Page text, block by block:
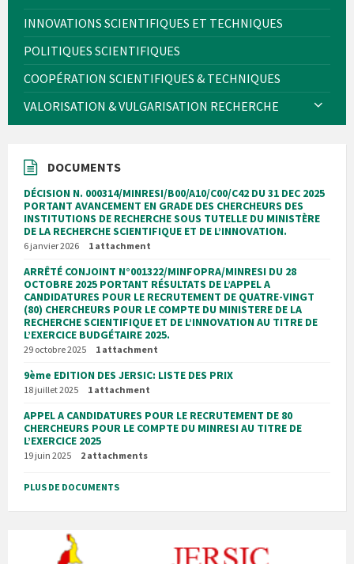
INNOVATIONS SCIENTIFIQUES ET TECHNIQUES
POLITIQUES SCIENTIFIQUES
COOPÉRATION SCIENTIFIQUES & TECHNIQUES
VALORISATION & VULGARISATION RECHERCHE
DOCUMENTS
DÉCISION N. 000314/MINRESI/B00/A10/C00/C42 DU 31 DEC 2025
PORTANT AVANCEMENT EN GRADE DES CHERCHEURS DES
INSTITUTIONS DE RECHERCHE SOUS TUTELLE DU MINISTÈRE
DE LA RECHERCHE SCIENTIFIQUE ET DE L’INNOVATION.
6 janvier 2026 1 attachment
ARRÊTÉ CONJOINT N°001322/MINFOPRA/MINRESI DU 28
OCTOBRE 2025 PORTANT RÉSULTATS DE L’APPEL A
CANDIDATURES POUR LE RECRUTEMENT DE QUATRE-VINGT
(80) CHERCHEURS POUR LE COMPTE DU MINISTERE DE LA
RECHERCHE SCIENTIFIQUE ET DE L’INNOVATION AU TITRE DE
L’EXERCICE BUDGÉTAIRE 2025.
29 octobre 2025 1 attachment
9ème EDITION DES JERSIC: LISTE DES PRIX
18 juillet 2025 1 attachment
APPEL A CANDIDATURES POUR LE RECRUTEMENT DE 80
CHERCHEURS POUR LE COMPTE DU MINRESI AU TITRE DE
L’EXERCICE 2025
19 juin 2025 2 attachments
PLUS DE DOCUMENTS